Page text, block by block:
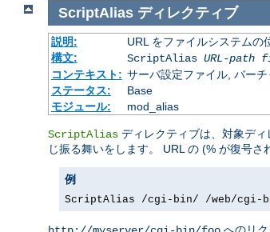
ScriptAlias ディレクティブ
説明:
URL をファイルシステムの
構文:
ScriptAlias URL-path
コンテキスト: サーバ設定ファイル, バーチ
ステータス:
Base
モジュール:
mod_alias
ScriptAlias ディレクティブは、対象ディ
じ振る舞いをします。 URL の (% が復号さ
例
ScriptAlias /cgi-bin/ /web/cgi-
へのリ